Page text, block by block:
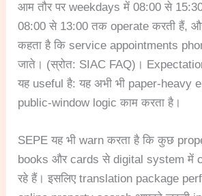
आम तौर पर weekdays में 08:00 से
08:00 से 13:00 तक operate करती हैं,
कहता है कि service appointments
जाते। (स्रोत: SIAC FAQ)।
यह useful है: यह अभी भी paper-heavy
public-window logic काम करता है।
SEPE यह भी warn करता है कि कुछ
books और cards से digital system में
रहे हैं। इसलिए translation package